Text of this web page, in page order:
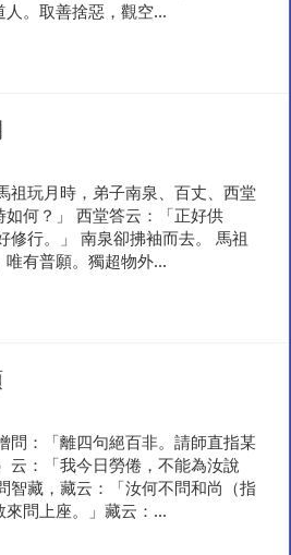
。取善捨惡，觀空...
祖玩月時，弟子南泉、百丈、西堂
何？」 西堂答云：「正好供
修行。」 南泉卻拂袖而去。 馬祖
有普願。獨超物外...
問：「離四句絕百非。請師直指某
云：「我今日勞倦，不能為汝說
智藏，藏云：「汝何不問和尚（指
問上座。」藏云：...